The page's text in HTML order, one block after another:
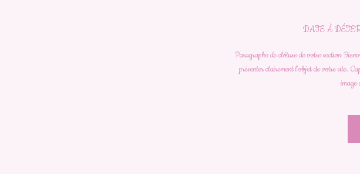
DATE À
Paragraphe de clôture de votre section
présenter clairement l'objet de votre site.
image